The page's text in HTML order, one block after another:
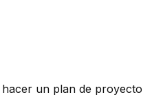
un plan de proyecto